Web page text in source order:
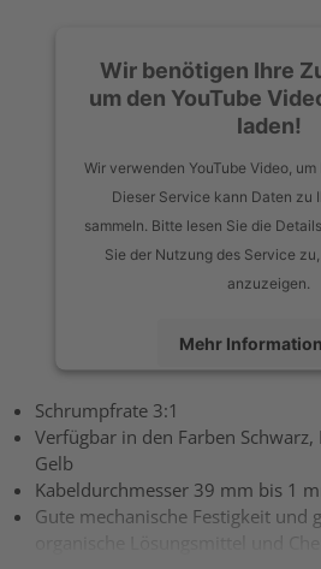
Wir benötigen Ihre
um den YouTube
laden!
Wir verwenden YouTube Video,
Dieser Service kann Daten zu
sammeln. Bitte lesen Sie die
Sie der Nutzung des Service
anzuzeigen.
Mehr
powered by Usercentrics Consent
Schrumpfrate 3:1
Verfügbar in den Farben
Gelb
Kabeldurchmesser 39 mm bis 1
Gute mechanische Festigkeit und